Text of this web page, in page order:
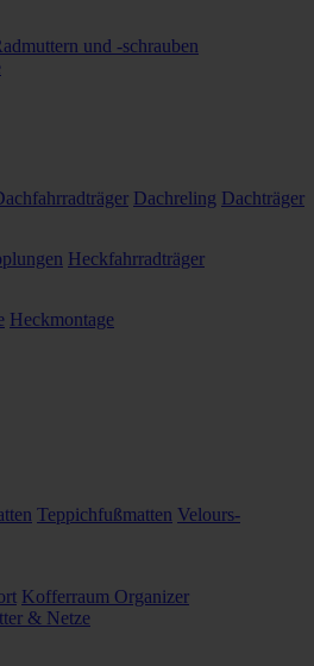
und -schrauben
Dachreling Dachträger
Heckfahrradträger
Heckmontage
Teppichfußmatten Velours-
Kofferraum Organizer
& Netze